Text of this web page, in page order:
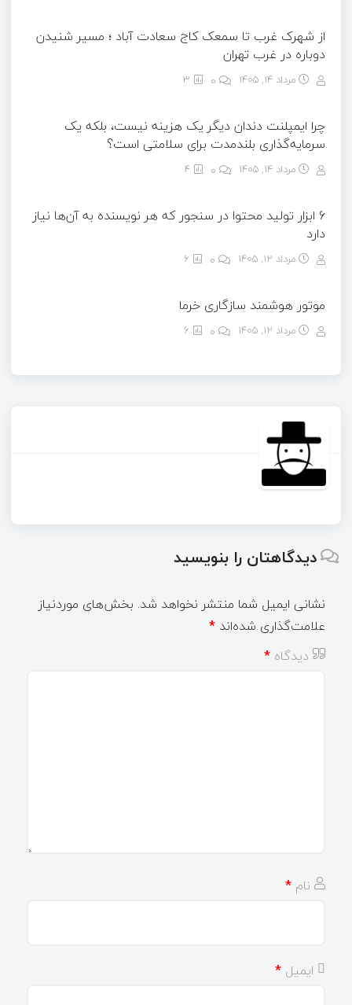
از شهرک غرب تا سمعک کاج سعادت آباد ؛ مسیر شنیدن
دوباره در غرب تهران
مرداد ۱۴, ۱۴۰۵ 3
چرا ایمپلنت دندان دیگر یک هزینه نیست، بلکه یک
سرمایه‌گذاری بلندمدت برای سلامتی است؟
مرداد ۱۴, ۱۴۰۵ 4
6 ابزار تولید محتوا در سنجور که هر نویسنده به آن‌ها نیاز
دارد
مرداد ۱۲, ۱۴۰۵ 6
موتور هوشمند سازگاری خرما
مرداد ۱۲, ۱۴۰۵ 6
دیدگاهتان را بنویسید
نشانی ایمیل شما منتشر نخواهد شد. بخش‌های موردنیاز
علامت‌گذاری شده‌اند *
دیدگاه *
نام *
ایمیل *